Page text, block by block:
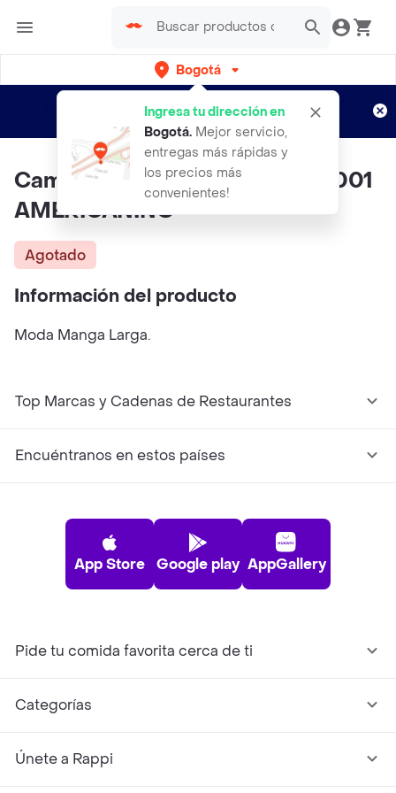
Bogotá
Ingresa tu dirección en
Bogotá. Mejor servicio,
entregas más rápidas y
los precios más
convenientes!
envíos gratis por semanas
Aplican TyC
Camisa Mujer Azul Talla S 312E001
AMERICANINO
Agotado
Información del producto
Moda Manga Larga.
Top Marcas y Cadenas de Restaurantes
Encuéntranos en estos países
App Store Google play AppGallery
Pide tu comida favorita cerca de ti
Categorías
Únete a Rappi